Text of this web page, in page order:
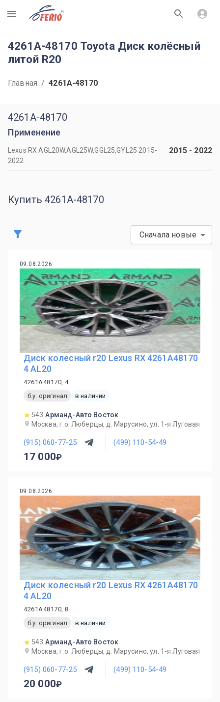
R
4261A-48170 Toyota Диск колёсный
литой R20
Главная / 4261A-48170
4261A-48170
Применение
Lexus RX AGL20W,AGL25W,GGL25,GYL25 2015-
2022
2015- 2022
Купить 4261A-48170
Сначала новые
09.08.2026
Диск колесный r20 Lexus RX 4261A48170
4 AL20
4261A48170, 4
б.у. оригинал
в наличии
543 Арманд-Авто Восток
Москва, г.о. Люберцы, д. Марусино, ул. 1-я Луговая
(915) 060-77-25 (499) 110-54-49
17 000
09.08.2026
Диск колесный r20 Lexus RX 4261A48170
4 AL20
4261A48170, 8
б.у. оригинал
в наличии
543 Арманд-Авто Восток
Москва, г.о. Люберцы, д. Марусино, ул. 1-я Луговая
(915) 060-77-25 (499) 110-54-49
20 000